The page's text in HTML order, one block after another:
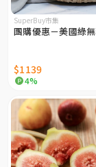
SuperBuy市集
團購優惠－美國綠
$1139
4%